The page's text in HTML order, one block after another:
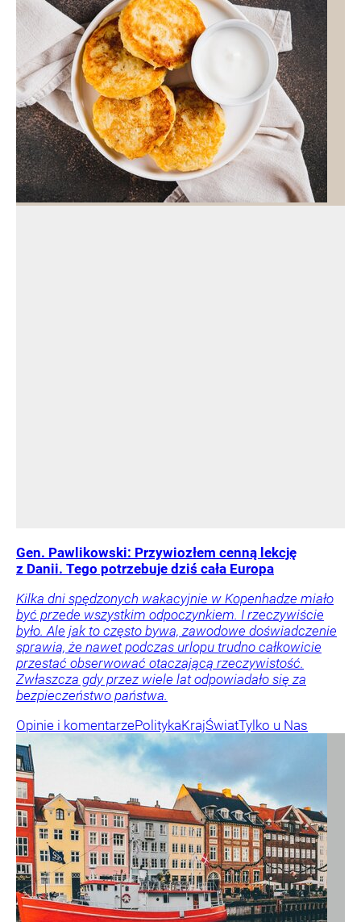
Gen. Pawlikowski: Przywiozłem cenną lekcję
z Danii. Tego potrzebuje dziś cała Europa
Kilka dni spędzonych wakacyjnie w Kopenhadze miało
być przede wszystkim odpoczynkiem. I rzeczywiście
było. Ale jak to często bywa, zawodowe doświadczenie
sprawia, że nawet podczas urlopu trudno całkowicie
przestać obserwować otaczającą rzeczywistość.
Zwłaszcza gdy przez wiele lat odpowiadało się za
bezpieczeństwo państwa.
Opinie i komentarzePolitykaKrajŚwiatTylko u Nas